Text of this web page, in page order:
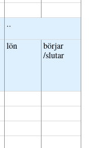
..
lön
börjar
/slutar